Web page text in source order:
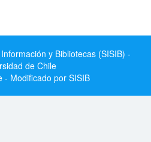
y Bibliotecas (SISIB) -
de Chile
- Modificado por SISIB